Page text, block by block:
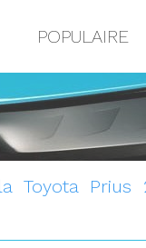
POPULAIRE
Toyota Prius